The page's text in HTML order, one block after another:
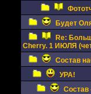
Будет
Re:
Cherry. 1 ИЮЛЯ
Состав
УРА!